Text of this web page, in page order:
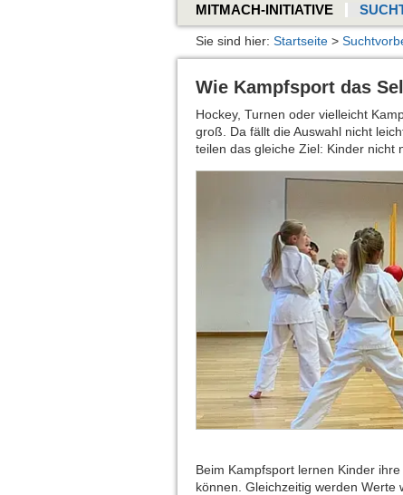
MITMACH-INITIATIVE
Sie sind hier: Startseite >
Wie Kampfsport das
Hockey, Turnen oder vielleicht
groß. Da fällt die Auswahl nicht
teilen das gleiche Ziel: Kinder nicht
Beim Kampfsport lernen Kinder
können. Gleichzeitig werden Werte